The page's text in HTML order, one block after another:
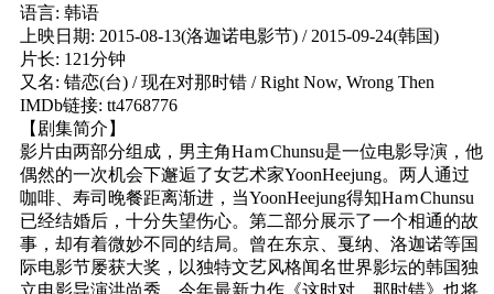
语言: 韩语
上映日期: 2015-08-13(洛迦诺电影节) / 2015-09-24(韩国)
片长: 121分钟
又名: 错恋(台) / 现在对那时错 / Right Now, Wrong Then
IMDb链接: tt4768776
【剧集简介】
影片由两部分组成，男主角HaｍChunsu是一位电影导演，他
偶然的一次机会下邂逅了女艺术家YoonHeejung。两人通过
咖啡、寿司晚餐距离渐进，当YoonHeejung得知HaｍChunsu
已经结婚后，十分失望伤心。第二部分展示了一个相通的故
事，却有着微妙不同的结局。曾在东京、戛纳、洛迦诺等国
际电影节屡获大奖，以独特文艺风格闻名世界影坛的韩国独
立电影导演洪尚秀，今年最新力作《这时对，那时错》也将